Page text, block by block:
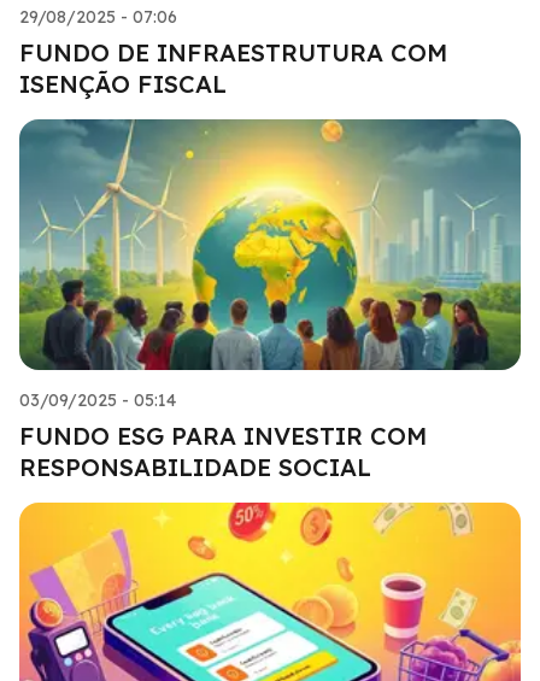
29/08/2025 - 07:06
FUNDO DE INFRAESTRUTURA COM
ISENÇÃO FISCAL
03/09/2025 - 05:14
FUNDO ESG PARA INVESTIR COM
RESPONSABILIDADE SOCIAL